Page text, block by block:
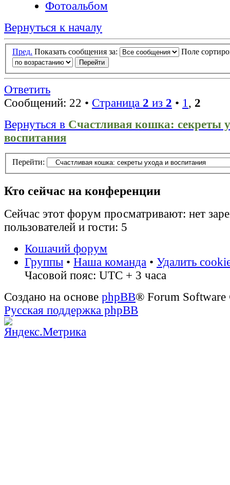
Фотоальбом
Вернуться к началу
Пред. Показать сообщения за: Поле
Ответить
Сообщений: 22 • Страница 2 из 2 • 1, 2
Вернуться в Счастливая кошка: секреты
воспитания
Перейти:
Кто сейчас на конференции
Сейчас этот форум просматривают: нет
пользователей и гости: 5
Кошачий форум
Группы • Наша команда • Удалить
Часовой пояс: UTC + 3 часа
Создано на основе phpBB® Forum
Русская поддержка phpBB